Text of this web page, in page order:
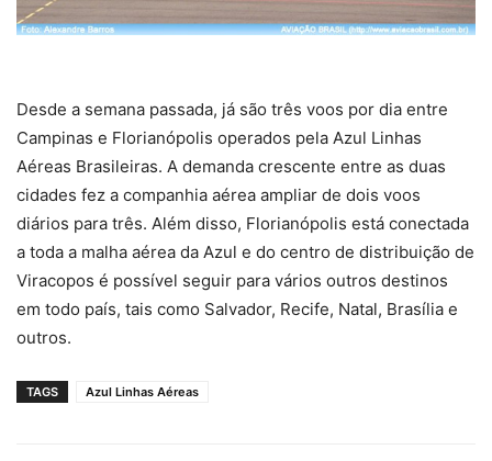
Desde a semana passada, já são três voos por dia entre
Campinas e Florianópolis operados pela Azul Linhas
Aéreas Brasileiras. A demanda crescente entre as duas
cidades fez a companhia aérea ampliar de dois voos
diários para três. Além disso, Florianópolis está conectada
a toda a malha aérea da Azul e do centro de distribuição de
Viracopos é possível seguir para vários outros destinos
em todo país, tais como Salvador, Recife, Natal, Brasília e
outros.
TAGS Azul Linhas Aéreas